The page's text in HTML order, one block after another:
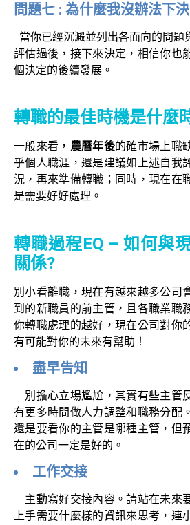
問題七 : 為什麼我沒辦法下
當你已經沉澱並列出各面向的問題
評估過後，接下來決定，相信你也
個決定的後續發展。
轉職的最佳時機是什麼
一般來看， 農曆年後的確市場上職
乎個人職涯，還是建議如上述自我
況，再來準備轉職；同時，現在在
是需要好好處理。
轉職過程EQ – 如何與
關係?
別小看離職，現在有越來越多公司
到的新職員的前主管，且各職業職
你轉職處理的越好，現在公司對你
有可能對你的未來有幫助！
盡早告知
別擔心立場尷尬，其實有些主管
有更多時間做人力調整和職務分配
還是要看你的主管是哪種主管，但
在的公司一定是好的。
工作交接
主動寫好交接內容。請站在未來
上手需要什麼樣的資訊來思考，連